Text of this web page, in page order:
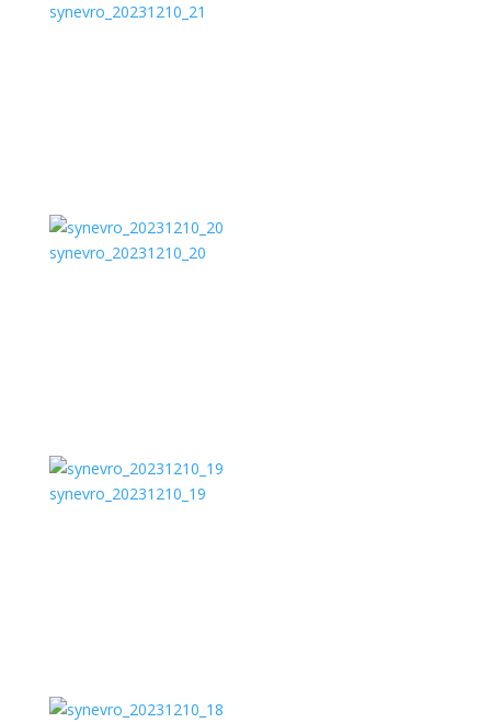
synevro_20231210_21
synevro_20231210_20
synevro_20231210_19